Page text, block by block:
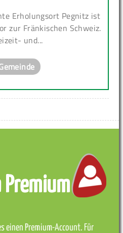
Erholungsort Pegnitz ist
zur Fränkischen Schweiz.
und...
Premium
einen Premium-Account. Für